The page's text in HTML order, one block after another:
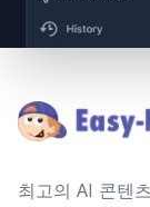
최고의 AI 콘텐